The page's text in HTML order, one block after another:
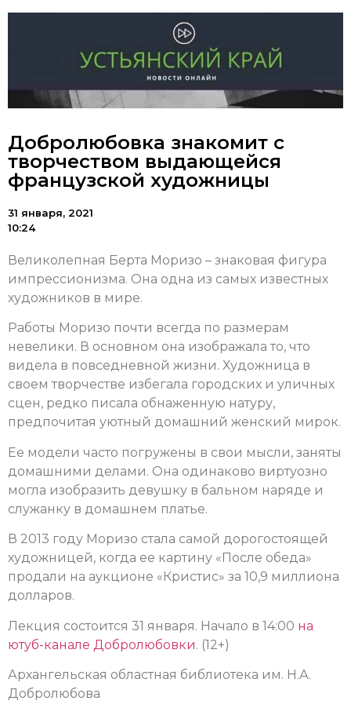
Добролюбовка знакомит с
творчеством выдающейся
французской художницы
31 января, 2021
10:24
Великолепная Берта Моризо – знаковая фигура
импрессионизма. Она одна из самых известных
художников в мире.
Работы Моризо почти всегда по размерам
невелики. В основном она изображала то, что
видела в повседневной жизни. Художница в
своем творчестве избегала городских и уличных
сцен, редко писала обнаженную натуру,
предпочитая уютный домашний женский мирок.
Ее модели часто погружены в свои мысли, заняты
домашними делами. Она одинаково виртуозно
могла изобразить девушку в бальном наряде и
служанку в домашнем платье.
В 2013 году Моризо стала самой дорогостоящей
художницей, когда ее картину «После обеда»
продали на аукционе «Кристис» за 10,9 миллиона
долларов.
Лекция состоится 31 января. Начало в 14:00 на
ютуб-канале Добролюбовки. (12+)
Архангельская областная библиотека им. Н.А.
Добролюбова